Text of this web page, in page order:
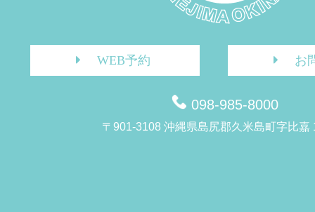
WEB予約 お
098-985-8000
〒901-3108 沖縄県島尻郡久米島町字比嘉